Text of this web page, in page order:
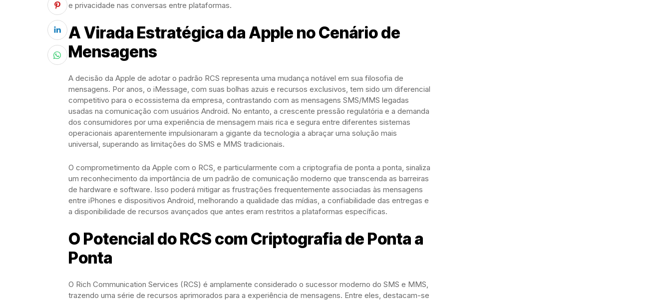
e privacidade nas conversas entre plataformas.
A Virada Estratégica da Apple no Cenário de
Mensagens
A decisão da Apple de adotar o padrão RCS representa uma mudança notável em sua filosofia de
mensagens. Por anos, o iMessage, com suas bolhas azuis e recursos exclusivos, tem sido um diferencial
competitivo para o ecossistema da empresa, contrastando com as mensagens SMS/MMS legadas
usadas na comunicação com usuários Android. No entanto, a crescente pressão regulatória e a demanda
dos consumidores por uma experiência de mensagem mais rica e segura entre diferentes sistemas
operacionais aparentemente impulsionaram a gigante da tecnologia a abraçar uma solução mais
universal, superando as limitações do SMS e MMS tradicionais.
O comprometimento da Apple com o RCS, e particularmente com a criptografia de ponta a ponta, sinaliza
um reconhecimento da importância de um padrão de comunicação moderno que transcenda as barreiras
de hardware e software. Isso poderá mitigar as frustrações frequentemente associadas às mensagens
entre iPhones e dispositivos Android, melhorando a qualidade das mídias, a confiabilidade das entregas e
a disponibilidade de recursos avançados que antes eram restritos a plataformas específicas.
O Potencial do RCS com Criptografia de Ponta a
Ponta
O Rich Communication Services (RCS) é amplamente considerado o sucessor moderno do SMS e MMS,
trazendo uma série de recursos aprimorados para a experiência de mensagens. Entre eles, destacam-se